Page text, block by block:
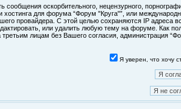
сообщения оскорбительного, нецензурного,
хостинга для форума “Форум "Круга"”, или
провайдера. С этой целью сохраняются IP
или удалить любую тему на форуме. Как
лицам без Вашего согласия, администрация
Я уверен, что хочу